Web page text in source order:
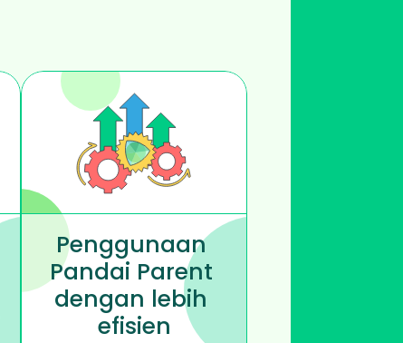
Penggunaan
Pandai Parent
dengan lebih
efisien